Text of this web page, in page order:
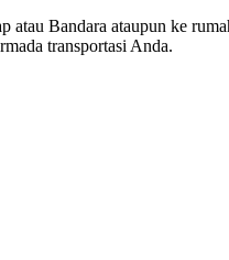
Bandara ataupun ke
transportasi Anda.